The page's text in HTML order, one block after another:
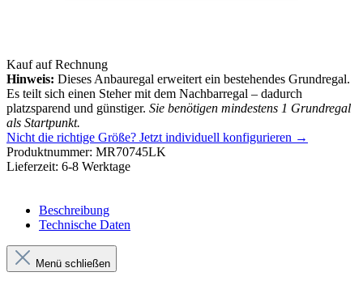
Kauf auf Rechnung
Hinweis: Dieses Anbauregal erweitert ein bestehendes Grundregal.
Es teilt sich einen Steher mit dem Nachbarregal – dadurch
platzsparend und günstiger. Sie benötigen mindestens 1 Grundregal
als Startpunkt.
Nicht die richtige Größe? Jetzt individuell konfigurieren →
Produktnummer: MR70745LK
Lieferzeit: 6-8 Werktage
Beschreibung
Technische Daten
Menü schließen